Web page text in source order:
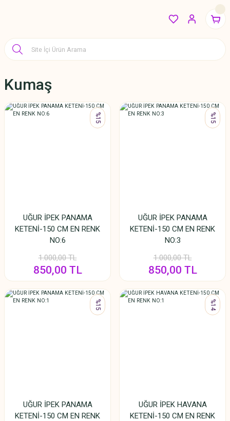
Kumaş
%15
UĞUR İPEK PANAMA
KETENİ-150 CM EN RENK
NO:6
1.000,00 TL
850,00 TL
%15
UĞUR İPEK PANAMA
KETENİ-150 CM EN RENK
NO:3
1.000,00 TL
850,00 TL
%15
UĞUR İPEK PANAMA
KETENİ-150 CM EN RENK
%14
UĞUR İPEK HAVANA
KETENİ-150 CM EN RENK